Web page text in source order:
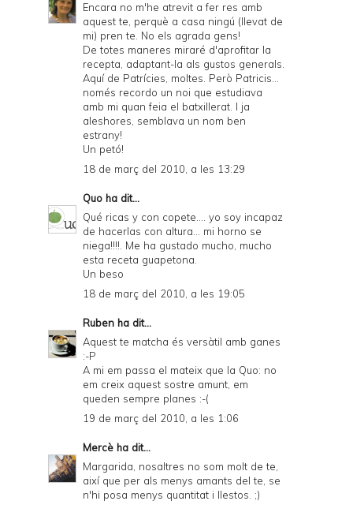
Encara no m'he atrevit a fer res amb
aquest te, perquè a casa ningú (llevat de
mi) pren te. No els agrada gens!
De totes maneres miraré d'aprofitar la
recepta, adaptant-la als gustos generals.
Aquí de Patrícies, moltes. Però Patricis...
només recordo un noi que estudiava
amb mi quan feia el batxillerat. I ja
aleshores, semblava un nom ben
estrany!
Un petó!
18 de març del 2010, a les 13:29
Quo ha dit...
Qué ricas y con copete.... yo soy incapaz
de hacerlas con altura... mi horno se
niega!!!!. Me ha gustado mucho, mucho
esta receta guapetona.
Un beso
18 de març del 2010, a les 19:05
Ruben ha dit...
Aquest te matcha és versàtil amb ganes
:-P
A mi em passa el mateix que la Quo: no
em creix aquest sostre amunt, em
queden sempre planes :-(
19 de març del 2010, a les 1:06
Mercè ha dit...
Margarida, nosaltres no som molt de te,
així que per als menys amants del te, se
n'hi posa menys quantitat i llestos. ;)